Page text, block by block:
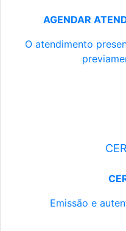
AGENDAR
O atendimento
Emissão e